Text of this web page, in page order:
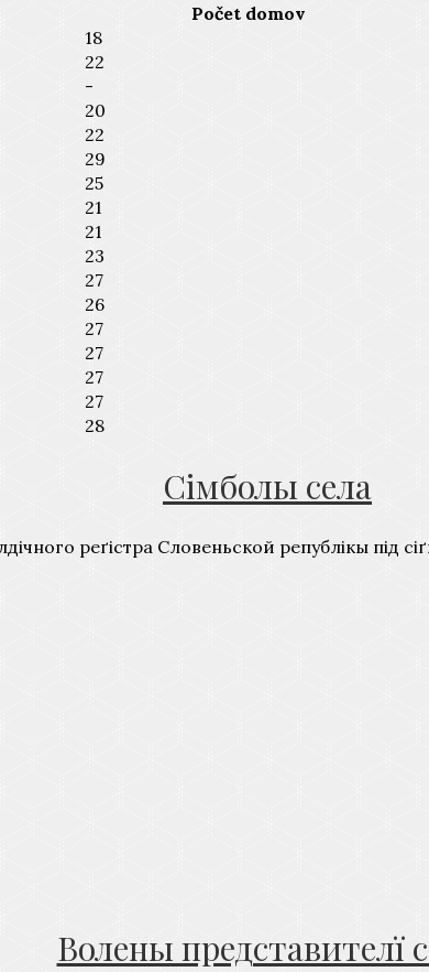
Počet domov
18
22
-
20
22
29
25
21
21
23
27
26
27
27
27
27
28
Сімболы села
реґістра Словеньской републікы під
Волены представителї